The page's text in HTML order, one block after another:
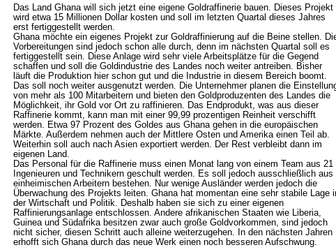
Das Land Ghana will sich jetzt eine eigene Goldraffinerie bauen. Dieses Projekt
wird etwa 15 Millionen Dollar kosten und soll im letzten Quartal dieses Jahres
erst fertiggestellt werden.
Ghana möchte ein eigenes Projekt zur Goldraffinierung auf die Beine stellen.
Vorbereitungen sind jedoch schon alle durch, denn im nächsten Quartal soll es
fertiggestellt sein. Diese Anlage wird sehr viele Arbeitsplätze für die Gegend
schaffen und soll die Goldindustrie des Landes noch weiter antreiben. Bisher
läuft die Produktion hier schon gut und die Industrie in diesem Bereich boomt.
Das soll noch weiter ausgenutzt werden. Die Unternehmer planen die
von mehr als 100 Mitarbeitern und bieten den Goldproduzenten des Landes die
Möglichkeit, ihr Gold vor Ort zu raffinieren. Das Endprodukt, was aus dieser
Raffinerie kommt, kann man mit einer 99,99 prozentigen Reinheit verschifft
werden. Etwa 97 Prozent des Goldes aus Ghana gehen in die europäischen
Märkte. Außerdem nehmen auch der Mittlere Osten und Amerika einen Teil ab.
Weiterhin soll auch nach Asien exportiert werden. Der Rest verbleibt dann im
eigenen Land.
Das Personal für die Raffinerie muss einen Monat lang von einem Team aus 21
Ingenieuren und Technikern geschult werden. Es soll jedoch ausschließlich aus
einheimischen Arbeitern bestehen. Nur wenige Ausländer werden jedoch die
Überwachung des Projekts leiten. Ghana hat momentan eine sehr stabile Lage
der Wirtschaft und Politik. Deshalb haben sie sich zu einer eigenen
Raffinierungsanlage entschlossen. Andere afrikanischen Staaten wie Liberia,
Guinea und Südafrika besitzen zwar auch große Goldvorkommen, sind jedoch
nicht sicher, diesen Schritt auch alleine weiterzugehen. In den nächsten Jahren
erhofft sich Ghana durch das neue Werk einen noch besseren Aufschwung.